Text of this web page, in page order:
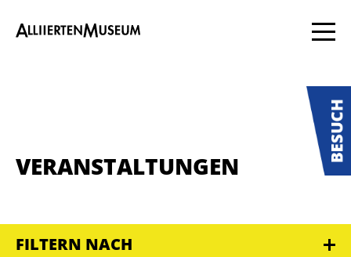
VERANSTALTUNGEN
FILTERN NACH